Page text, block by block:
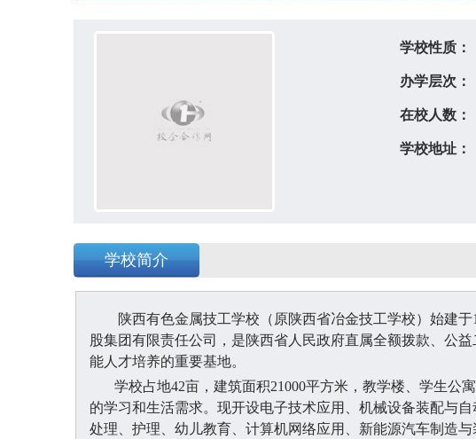
学校性质：
办学层次：
在校人数：
学校地址：
学校简介
陕西有色金属技工学校（原陕西省冶金技工学校）始建于
股集团有限责任公司，是陕西省人民政府直属全额拨款、公
能人才培养的重要基地。
学校占地42亩，建筑面积21000平方米，教学楼、学生公
的学习和生活需求。现开设电子技术应用、机械设备装配与
处理、护理、幼儿教育、计算机网络应用、新能源汽车制造